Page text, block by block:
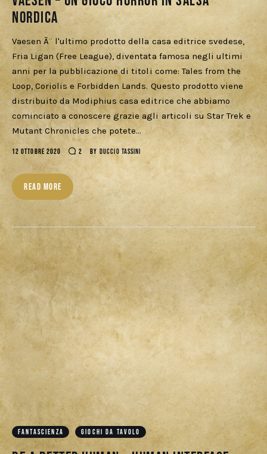
nordica
Vaesen Ã¨ l'ultimo prodotto della casa editrice svedese,
Fria Ligan (Free League), diventata famosa negli ultimi
anni per la pubblicazione di titoli come: Tales from the
Loop, Coriolis e Forbidden Lands. Questo prodotto viene
distribuito da Modiphius casa editrice che abbiamo
cominciato a conoscere grazie agli articoli su Star Trek e
Mutant Chronicles che potete…
12 OTTOBRE 2020 2 BY DUCCIO TASSINI
READ MORE
FANTASCIENZA GIOCHI DA TAVOLO